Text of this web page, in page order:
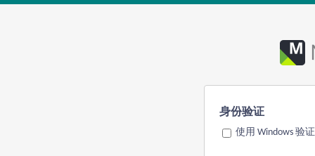
身份验证
使用 Windows 验证